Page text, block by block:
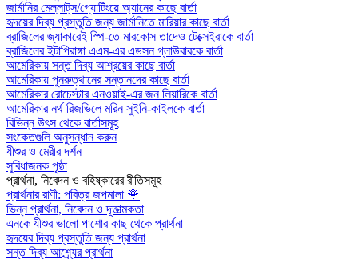
জার্মানির মেল্লাট্‌স/গ্যোটিংয়ে অ্যানের কাছে বার্তা
হৃদয়ের দিব্য প্রস্তুতি জন্য জার্মানিতে মারিয়ার কাছে বার্তা
ব্রাজিলের জ্যাকারেই স্পি-তে মারকোস তাদেও টেক্সেইরাকে বার্তা
ব্রাজিলের ইটাপিরাঙ্গা এএম-এর এডসন গ্লাউবারকে বার্তা
আমেরিকায় সন্ত দিব্য আশ্রয়ের কাছে বার্তা
আমেরিকায় পুনরুত্থানের সন্তানদের কাছে বার্তা
আমেরিকার রোচেস্টার এনওয়াই-এর জন লিয়ারিকে বার্তা
আমেরিকার নর্থ রিজভিলে মরিন সুইনি-কাইলকে বার্তা
বিভিন্ন উৎস থেকে বার্তাসমূহ
সংকেতগুলি অনুসন্ধান করুন
যীশুর ও মেরীর দর্শন
সুবিধাজনক পৃষ্ঠা
প্রার্থনা, নিবেদন ও বহিষ্কারের রীতিসমূহ
প্রার্থনার রাণী: পবিত্র জপমালা 🌹
ভিন্ন প্রার্থনা, নিবেদন ও দূতাত্মকতা
এনকে যীশুর ভালো পাশোর কাছ থেকে প্রার্থনা
হৃদয়ের দিব্য প্রস্তুতি জন্য প্রার্থনা
সন্ত দিব্য আশ্র্যের প্রার্থনা